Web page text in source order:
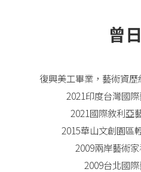
曾
復興美工畢業，藝術資
2021印度台灣國
2021國際敘利亞
2015華山文創園區
2009兩岸藝術
2009台北國